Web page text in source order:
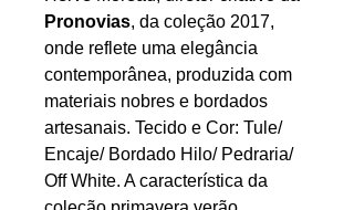
Pronovias, da coleção 2017,
onde reflete uma elegância
contemporânea, produzida com
materiais nobres e bordados
artesanais. Tecido e Cor: Tule/
Encaje/ Bordado Hilo/ Pedraria/
Off White. A característica da